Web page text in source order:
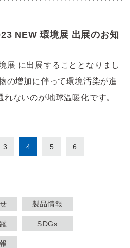
NEW 環境展 出展のお知
展 に出展することとなりまし
の増加に伴って環境汚染が進
ないのが地球温暖化です。
3 4 5 6
製品情報
SDGs